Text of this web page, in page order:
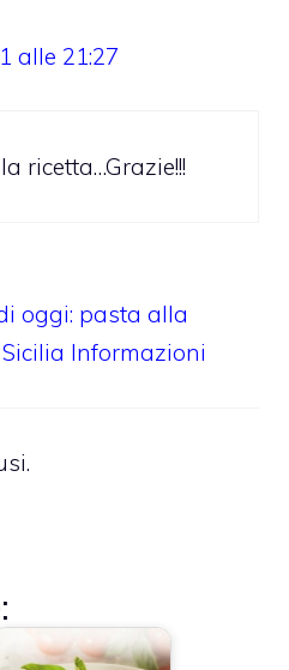
alle 21:27
ricetta…Grazie!!!
oggi: pasta alla
Informazioni